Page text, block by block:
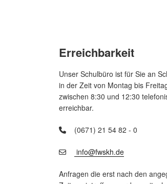
Erreichbarkeit
Unser Schulbüro ist für Sie an
in der Zeit von Montag bis
zwischen 8:30 und 12:30
erreichbar.
(0671) 21 54 82 - 0
info@fwskh.de
Anfragen die erst nach den